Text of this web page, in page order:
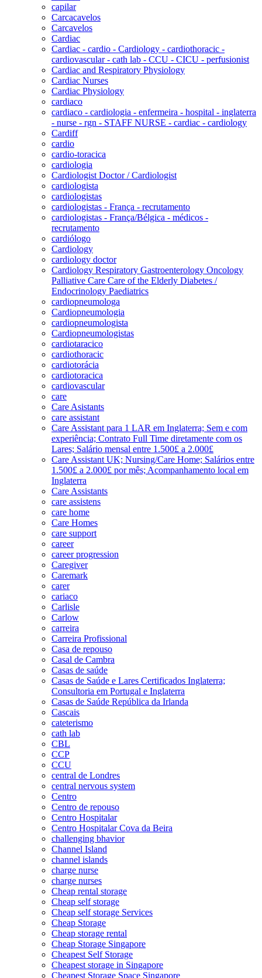
capilar
Carcacavelos
Carcavelos
Cardiac
Cardiac - cardio - Cardiology - cardiothoracic -
cardiovascular - cath lab - CCU - CICU - perfusionist
Cardiac and Respiratory Physiology
Cardiac Nurses
Cardiac Physiology
cardiaco
cardiaco - cardiologia - enfermeira - hospital - inglaterra
- nurse - rgn - STAFF NURSE - cardiac - cardiology
Cardiff
cardio
cardio-toracica
cardiologia
Cardiologist Doctor / Cardiologist
cardiologista
cardiologistas
cardiologistas - França - recrutamento
cardiologistas - França/Bélgica - médicos -
recrutamento
cardiólogo
Cardiology
cardiology doctor
Cardiology Respiratory Gastroenterology Oncology
Palliative Care Care of the Elderly Diabetes /
Endocrinology Paediatrics
cardiopneumologa
Cardiopneumologia
cardiopneumologista
Cardiopneumologistas
cardiotaracico
cardiothoracic
cardiotorácia
cardiotoracica
cardiovascular
care
Care Asistants
care assistant
Care Assistant para 1 LAR em Inglaterra; Sem e com
experiência; Contrato Full Time diretamente com os
Lares; Salário mensal entre 1.500£ a 2.000£
Care Assistant UK; Nursing/Care Home; Salários entre
1.500£ a 2.000£ por mês; Acompanhamento local em
Inglaterra
Care Assistants
care assistens
care home
Care Homes
care support
career
career progression
Caregiver
Caremark
carer
cariaco
Carlisle
Carlow
carreira
Carreira Profissional
Casa de repouso
Casal de Cambra
Casas de saúde
Casas de Saúde e Lares Certificados Inglaterra;
Consultoria em Portugal e Inglaterra
Casas de Saúde República da Irlanda
Cascais
cateterismo
cath lab
CBL
CCP
CCU
central de Londres
central nervous system
Centro
Centro de repouso
Centro Hospitalar
Centro Hospitalar Cova da Beira
challenging bhavior
Channel Island
channel islands
charge nurse
charge nurses
Cheap rental storage
Cheap self storage
Cheap self storage Services
Cheap Storage
Cheap storage rental
Cheap Storage Singapore
Cheapest Self Storage
Cheapest storage in Singapore
Cheapest Storage Space Singapore